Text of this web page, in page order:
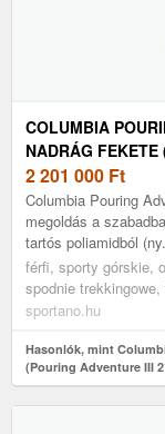
COLUMBIA
NADRÁG
2 201 000 Ft
Columbia Pouring
megoldás a
tartós poliamidból
férfi, sporty górskie,
spodnie
sportano.hu
Hasonlók, mint
(Pouring Adventure III